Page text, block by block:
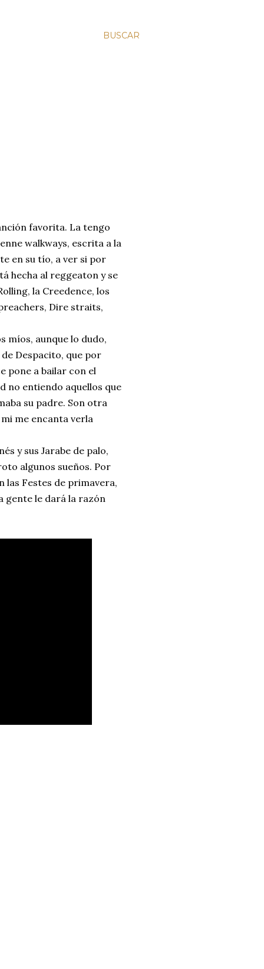
BUSCAR
favorita. La tengo
walkways, escrita a la
en su tío, a ver si por
hecha al reggeaton y se
la Creedence, los
Dire straits,
míos, aunque lo dudo,
Despacito, que por
pone a bailar con el
no entiendo aquellos que
su padre. Son otra
me encanta verla
y sus Jarabe de palo,
algunos sueños. Por
las Festes de primavera,
gente le dará la razón